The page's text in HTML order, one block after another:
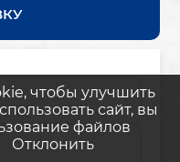
чтобы улучшить
сайт, вы
файлов
Отклонить